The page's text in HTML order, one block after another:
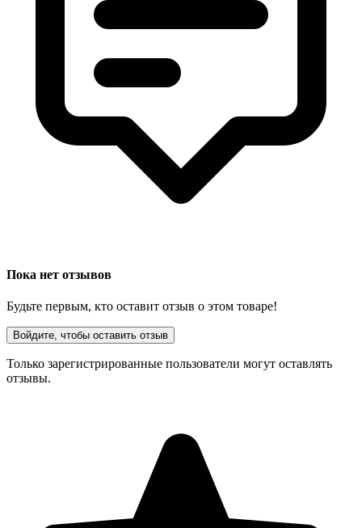
Пока нет отзывов
Будьте первым, кто оставит отзыв о этом товаре!
Войдите, чтобы оставить отзыв
Только зарегистрированные пользователи могут оставлять
отзывы.